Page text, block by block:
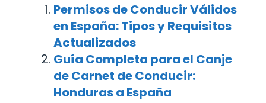
Permisos de Conducir Válidos
en España: Tipos y Requisitos
Actualizados
Guía Completa para el Canje
de Carnet de Conducir:
Honduras a España